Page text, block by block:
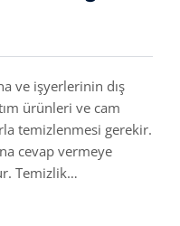
ve işyerlerinin dış
ürünleri ve cam
temizlenmesi gerekir.
cevap vermeye
Temizlik…